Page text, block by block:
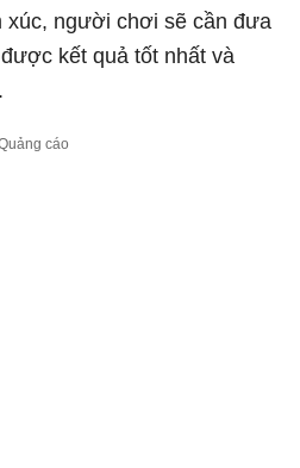
xúc, người chơi sẽ cần đưa
kết quả tốt nhất và